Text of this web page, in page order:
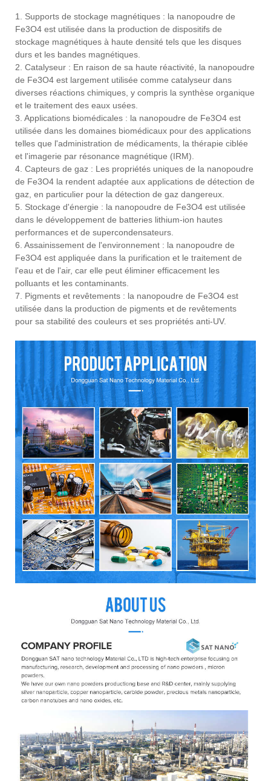
1. Supports de stockage magnétiques : la nanopoudre de
Fe3O4 est utilisée dans la production de dispositifs de
stockage magnétiques à haute densité tels que les disques
durs et les bandes magnétiques.
2. Catalyseur : En raison de sa haute réactivité, la nanopoudre
de Fe3O4 est largement utilisée comme catalyseur dans
diverses réactions chimiques, y compris la synthèse organique
et le traitement des eaux usées.
3. Applications biomédicales : la nanopoudre de Fe3O4 est
utilisée dans les domaines biomédicaux pour des applications
telles que l'administration de médicaments, la thérapie ciblée
et l'imagerie par résonance magnétique (IRM).
4. Capteurs de gaz : Les propriétés uniques de la nanopoudre
de Fe3O4 la rendent adaptée aux applications de détection de
gaz, en particulier pour la détection de gaz dangereux.
5. Stockage d'énergie : la nanopoudre de Fe3O4 est utilisée
dans le développement de batteries lithium-ion hautes
performances et de supercondensateurs.
6. Assainissement de l'environnement : la nanopoudre de
Fe3O4 est appliquée dans la purification et le traitement de
l'eau et de l'air, car elle peut éliminer efficacement les
polluants et les contaminants.
7. Pigments et revêtements : la nanopoudre de Fe3O4 est
utilisée dans la production de pigments et de revêtements
pour sa stabilité des couleurs et ses propriétés anti-UV.